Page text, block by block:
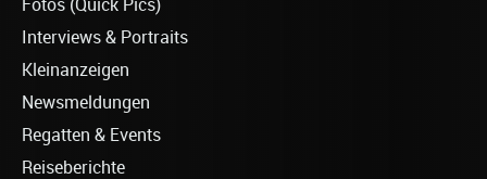
Fotos (Quick Pics)
Interviews & Portraits
Kleinanzeigen
Newsmeldungen
Regatten & Events
Reiseberichte